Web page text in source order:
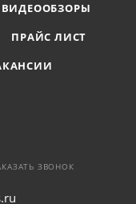
ВИДЕООБЗОРЫ
ПРАЙС ЛИСТ
ЗВОНОК